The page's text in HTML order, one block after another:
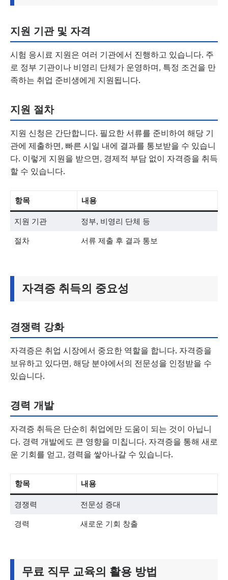
지원 기관 및 자격
시험 응시료 지원은 여러 기관에서 진행하고 있습니다. 주
로 정부 기관이나 비영리 단체가 운영하며, 특정 조건을 만
족하는 취업 준비생에게 지원됩니다.
지원 절차
지원 신청은 간단합니다. 필요한 서류를 준비하여 해당 기
관에 제출하면, 빠른 시일 내에 결과를 통보받을 수 있습니
다. 이렇게 지원을 받으면, 경제적 부담 없이 자격증을 취득
할 수 있습니다.
항목 내용
지원 기관 정부, 비영리 단체 등
절차 서류 제출 후 결과 통보
자격증 취득의 중요성
경쟁력 강화
자격증은 취업 시장에서 중요한 역할을 합니다. 자격증을
보유하고 있다면, 해당 분야에서의 전문성을 인정받을 수
있습니다.
경력 개발
자격증 취득은 단순히 취업에만 도움이 되는 것이 아닙니
다. 경력 개발에도 큰 영향을 미칩니다. 자격증을 통해 새로
운 기회를 얻고, 경력을 쌓아나갈 수 있습니다.
항목 내용
경쟁력 전문성 증대
경력 새로운 기회 창출
무료 직무 교육의 활용 방법